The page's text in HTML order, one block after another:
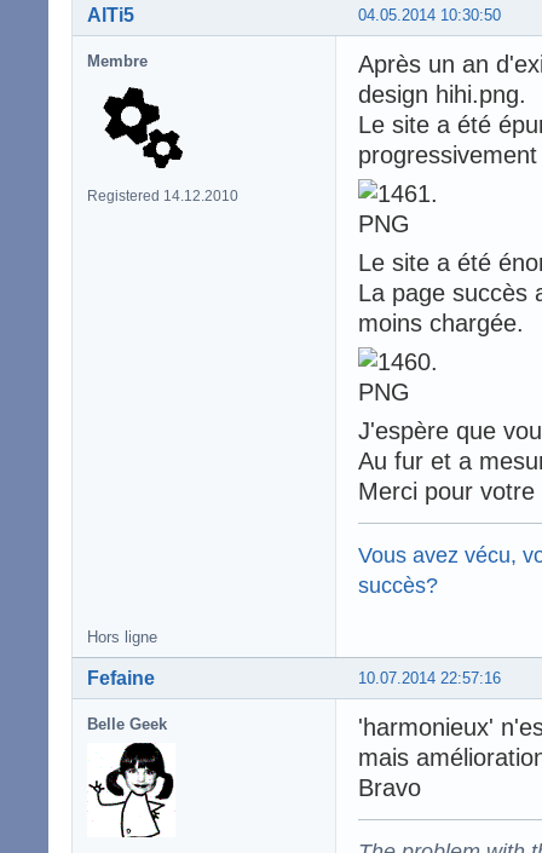
04.05.2014 10:30:50
AlTi5
Membre
Registered 14.12.2010
Après un an
design hihi.png.
Le site a été
Le site a été
La page succès
moins chargée.
J'espère que
Au fur et a
Merci pour votre
Vous avez vécu,
succès?
Hors ligne
10.07.2014 22:57:16
Fefaine
Belle Geek
'harmonieux'
mais
Bravo